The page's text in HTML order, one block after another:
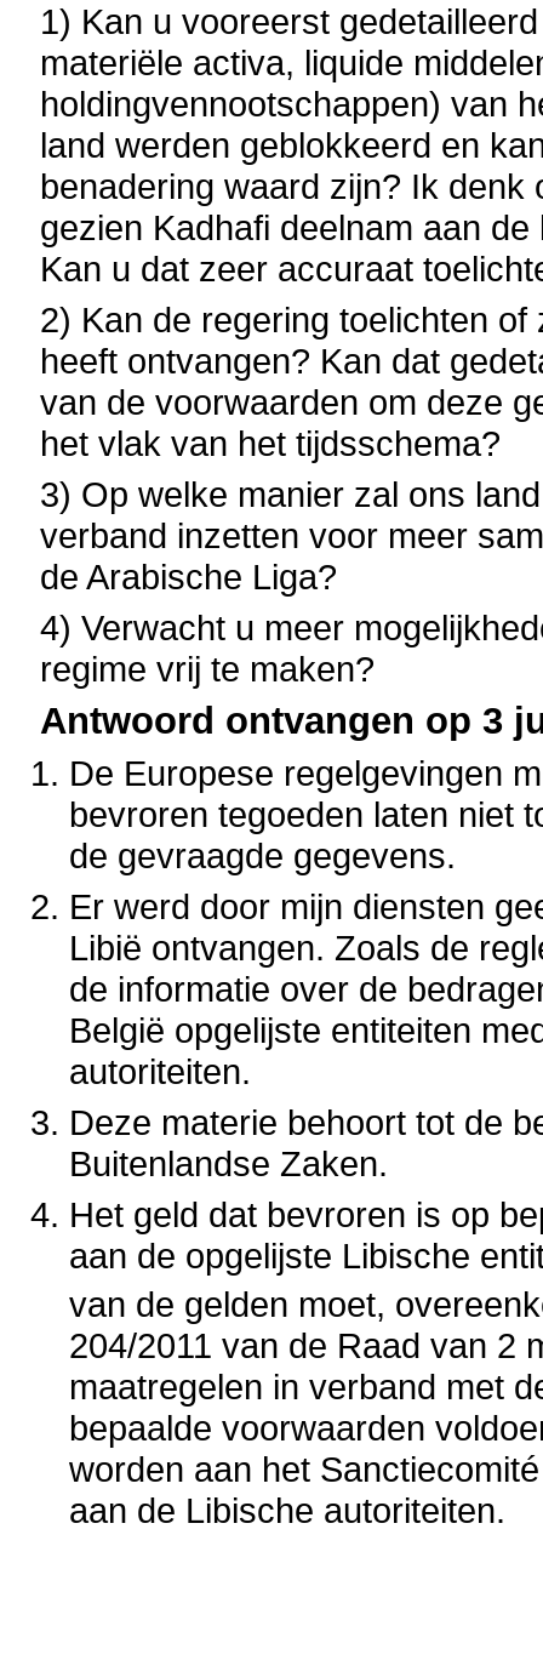
1) Kan u vooreerst
materiële activa, liquide
holdingvennootschappen) van
land werden geblokkeerd en
benadering waard zijn? Ik
gezien Kadhafi deelnam aan
Kan u dat zeer accuraat
2) Kan de regering toelichten
heeft ontvangen? Kan dat
van de voorwaarden om deze
het vlak van het tijdsschema?
3) Op welke manier zal ons
verband inzetten voor meer
de Arabische Liga?
4) Verwacht u meer
regime vrij te maken?
Antwoord ontvangen op 3
De Europese regelgevingen
bevroren tegoeden laten niet
de gevraagde gegevens.
Er werd door mijn diensten
Libië ontvangen. Zoals de
de informatie over de
België opgelijste entiteiten
autoriteiten.
Deze materie behoort tot de
Buitenlandse Zaken.
Het geld dat bevroren is op
aan de opgelijste Libische
van de gelden moet,
204/2011 van de Raad van 2
maatregelen in verband met
bepaalde voorwaarden
worden aan het
aan de Libische autoriteiten.